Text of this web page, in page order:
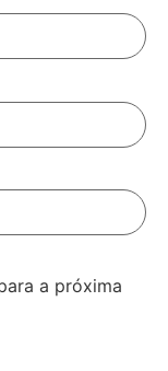
a próxima